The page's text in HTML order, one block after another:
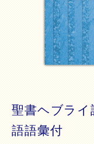
聖書ヘブラ
語語彙付